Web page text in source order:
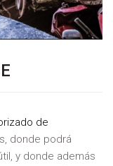
de
donde podrá
y donde además